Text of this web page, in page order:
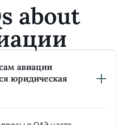
about
авиации
юридическая